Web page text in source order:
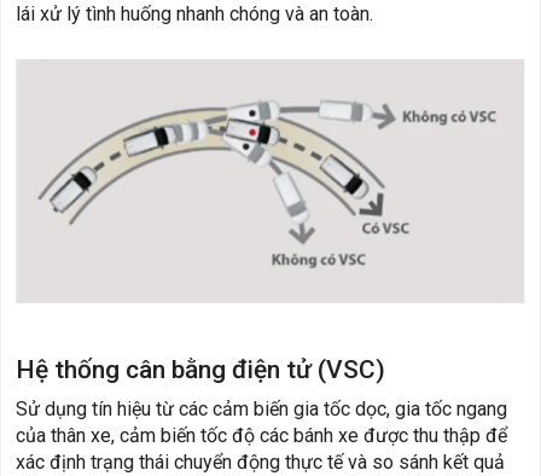
lái xử lý tình huống nhanh chóng và an toàn.
Hệ thống cân bằng điện tử (VSC)
Sử dụng tín hiệu từ các cảm biến gia tốc dọc, gia tốc ngang
của thân xe, cảm biến tốc độ các bánh xe được thu thập để
xác định trạng thái chuyển động thực tế và so sánh kết quả